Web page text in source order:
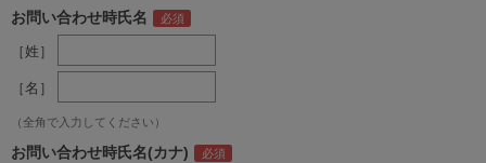
お問い合わせ時氏名
［姓］
［名］
（全角で入力してください）
お問い合わせ時氏名(カナ)